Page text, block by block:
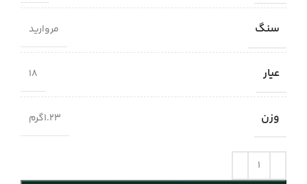
سنگ مروارید
عیار 18
وزن 1.23گرم